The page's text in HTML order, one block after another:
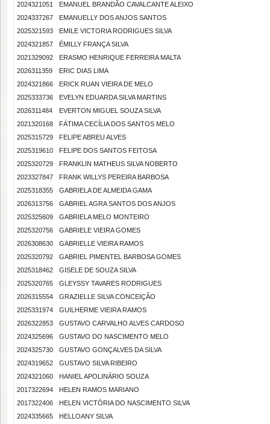
2024321051
EMANUEL BRANDÃO CAVALCANTE ALEIXO
2024337267
EMANUELLY DOS ANJOS SANTOS
2025321593
EMILE VICTORIA RODRIGUES SILVA
2024321857
ÉMILLY FRANÇA SILVA
2021329092
ERASMO HENRIQUE FERREIRA MALTA
2026311359
ERIC DIAS LIMA
2024321866
ERICK RUAN VIEIRA DE MELO
2025333736
EVELYN EDUARDA SILVA MARTINS
2026311484
EVERTON MIGUEL SOUZA SILVA
2021320168
FÁTIMA CECÍLIA DOS SANTOS MELO
2025315729
FELIPE ABREU ALVES
2025319610
FELIPE DOS SANTOS FEITOSA
2025320729
FRANKLIN MATHEUS SILVA NOBERTO
2023327847
FRANK WILLYS PEREIRA BARBOSA
2025318355
GABRIELA DE ALMEIDA GAMA
2026313756
GABRIEL AGRA SANTOS DOS ANJOS
2025325609
GABRIELA MELO MONTEIRO
2025320756
GABRIELE VIEIRA GOMES
2026308630
GABRIELLE VIEIRA RAMOS
2025320792
GABRIEL PIMENTEL BARBOSA GOMES
2025318462
GISELE DE SOUZA SILVA
2025320765
GLEYSSY TAVARES RODRIGUES
2026315554
GRAZIELLE SILVA CONCEIÇÃO
2025331974
GUILHERME VIEIRA RAMOS
2026322853
GUSTAVO CARVALHO ALVES CARDOSO
2024325696
GUSTAVO DO NASCIMENTO MELO
2024325730
GUSTAVO GONÇALVES DA SILVA
2024319652
GUSTAVO SILVA RIBEIRO
2024321060
HANIEL APOLINÁRIO SOUZA
2017322694
HELEN RAMOS MARIANO
2017322406
HELEN VICTÓRIA DO NASCIMENTO SILVA
2024335665
HELLOANY SILVA